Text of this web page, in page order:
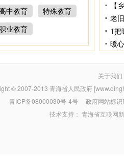
中教育
特殊教育
业教育
老
1把
关于我们
© 2007-2013 青海省人民政府
青ICP备08000030号-4号 政府网站标
技术支持：青海省互联网